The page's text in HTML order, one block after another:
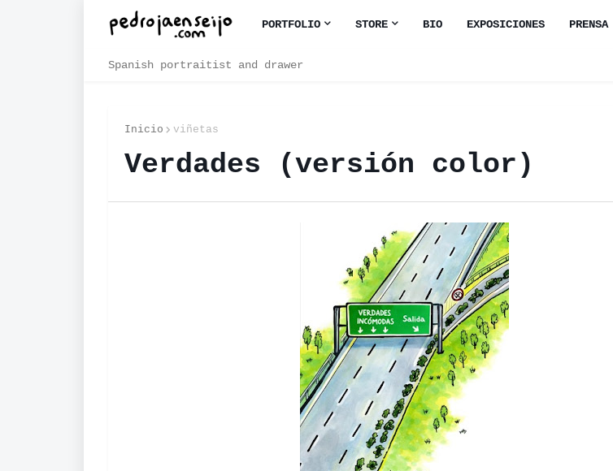
PORTFOLIO STORE BIO EXPOSICIONES PRENSA
Spanish portraitist and drawer
Inicio viñetas
Verdades (versión color)